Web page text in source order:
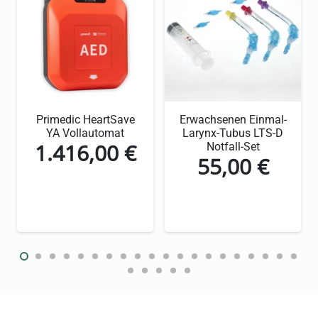
Sterile Verpackung gewährleistet
maximale Hygiene
Hohe Saugfähigkeit für effektive
Wundversorgung
optimalen Komfort
Einfache Handhabung und Anwendung
Vielseitig einsetzbar in verschiedenen
Detaillierte
Produktbeschreibung: ES-
Primedic HeartSave
YA Vollautomat
1.416,00€
Erwachsenen Einmal-
Larynx-Tubus LTS-D
Notfall-Set
55,00€